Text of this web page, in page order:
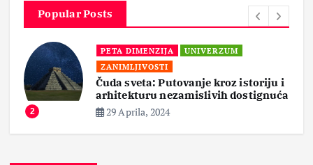
Popular Posts
2
PETA DIMENZIJA
UNIVERZUM
ZANIMLJIVOSTI
Čuda sveta: Putovanje kroz istoriju i
arhitekturu nezamislivih dostignuća
29 Aprila, 2024